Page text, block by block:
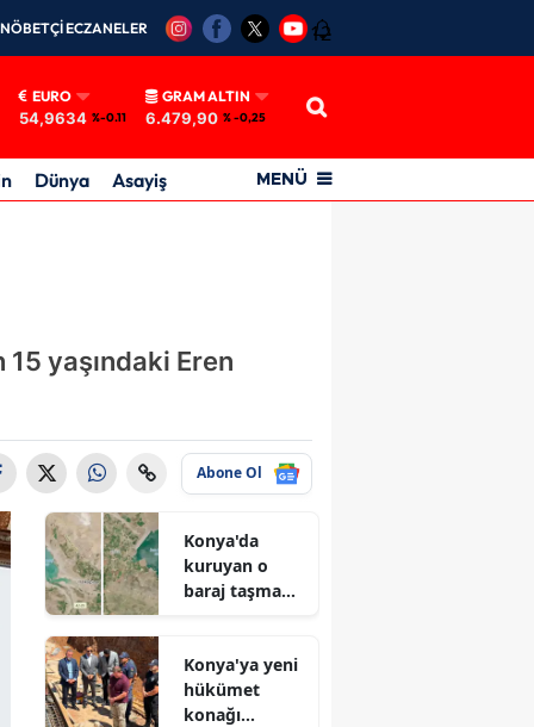
NÖBETÇİ ECZANELER 12
EURO
54,9634 %-0.11
GRAM ALTIN
6.479,90 % -0,25
Dünya Asayiş MENÜ
yaşındaki Eren
Abone Ol
Konya'da
kuruyan o
baraj taşma
Konya'ya yeni
hükümet
konağı